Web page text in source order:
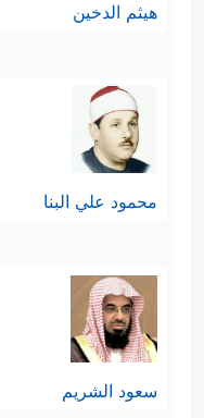
هيثم الدخين
محمود علي البنا
سعود الشريم